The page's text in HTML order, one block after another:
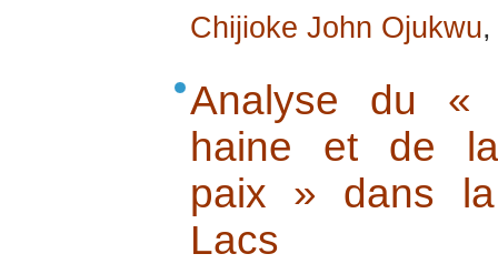
Chijioke John Ojukwu
Analyse du «
haine et de
paix » dans
Lacs